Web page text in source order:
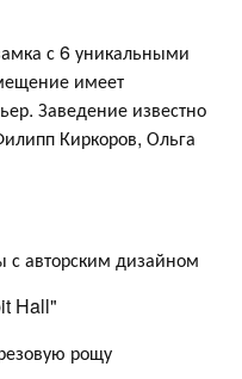
с 6 уникальными
имеет
Заведение известно
Киркоров, Ольга
с авторским дизайном
Hall"
рощу